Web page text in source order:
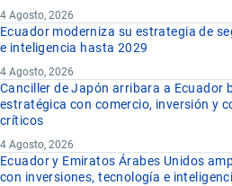
4 Agosto, 2026
Ecuador moderniza su estrategia de
e inteligencia hasta 2029
4 Agosto, 2026
Canciller de Japón arribara a Ecuador
estratégica con comercio, inversión y
críticos
4 Agosto, 2026
Ecuador y Emiratos Árabes Unidos
con inversiones, tecnología e